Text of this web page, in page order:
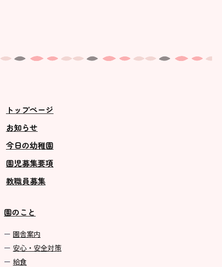
トップページ
お知らせ
今日の幼稚園
園児募集要項
教職員募集
園のこと
園舎案内
安心・安全対策
給食
未就園児クラス
ス ]
2歳児ひとり登園［ゆず組 ]
グループ施設・
関係先リンク
学校法⼈諏訪森学園 諏訪森幼稚
園
⼤阪府私⽴幼稚園連盟
社会福祉法人野田福祉会